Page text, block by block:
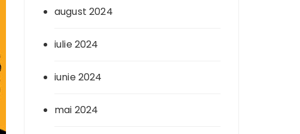
august 2024
iulie 2024
iunie 2024
mai 2024